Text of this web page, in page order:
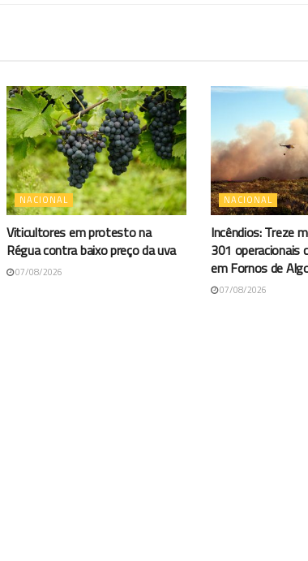
NACIONAL
Viticultores em protesto na
Régua contra baixo preço da uva
07/08/2026
NACIONAL
Incêndios: Treze
301
em Fornos de
07/08/2026